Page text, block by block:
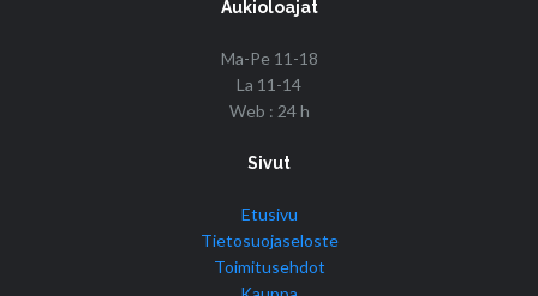
Aukioloajat
Ma-Pe 11-18
La 11-14
Web : 24 h
Sivut
Etusivu
Tietosuojaseloste
Toimitusehdot